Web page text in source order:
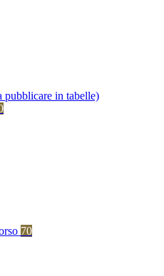
pubblicare in tabelle)
70